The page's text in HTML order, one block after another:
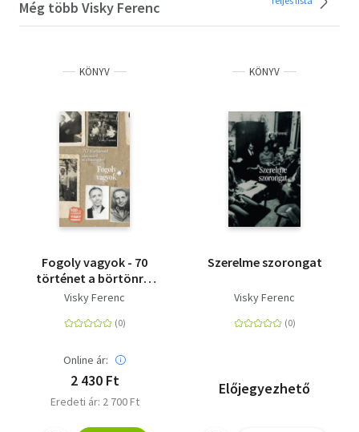
Még több Visky Ferenc
KÖNYV
Fogoly vagyok - 70
történet a börtönről
és a barátságról
Visky Ferenc
Online ár:
2 430 Ft
Eredeti ár: 2 700 Ft
KÖNYV
Szerelme szorongat
Visky Ferenc
Előjegyezhető